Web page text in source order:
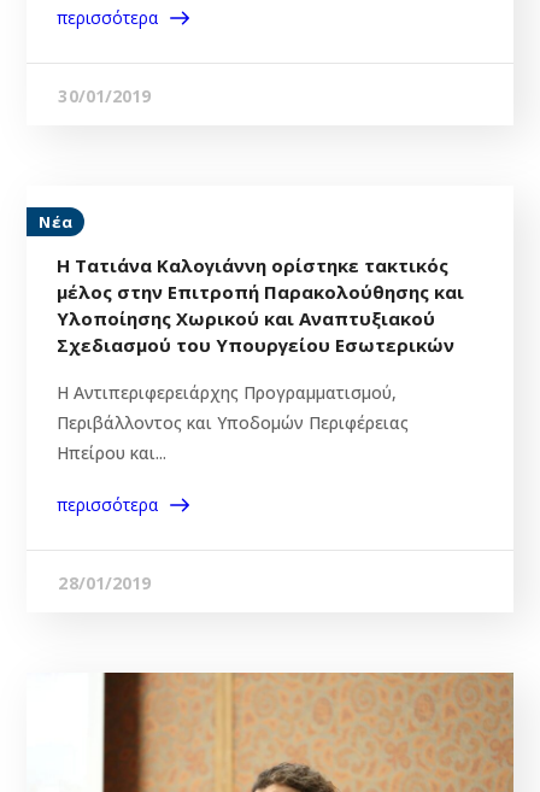
περισσότερα
30/01/2019
Νέα
Η Τατιάνα Καλογιάννη ορίστηκε τακτικός
μέλος στην Επιτροπή Παρακολούθησης και
Υλοποίησης Χωρικού και Αναπτυ­ξιακού
Σχεδιασμού του Υπουργείου Εσωτερικών
Η Αντιπεριφερειάρχης Προγραμματισμού,
Περιβάλλοντος και Υποδομών Περιφέρειας
Ηπείρου και...
περισσότερα
28/01/2019